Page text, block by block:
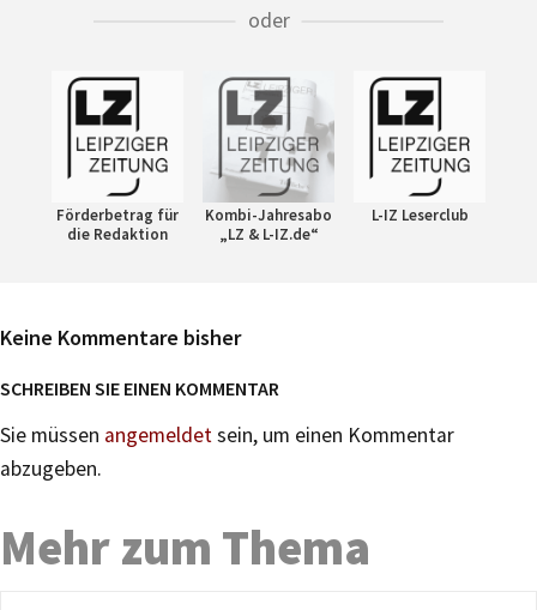
oder
Förderbetrag für
die Redaktion
Kombi-Jahresabo
„LZ & L-IZ.de“
L-IZ Leserclub
Keine Kommentare bisher
SCHREIBEN SIE EINEN KOMMENTAR
Sie müssen angemeldetsein, um einen Kommentar
abzugeben.
Mehr zum Thema